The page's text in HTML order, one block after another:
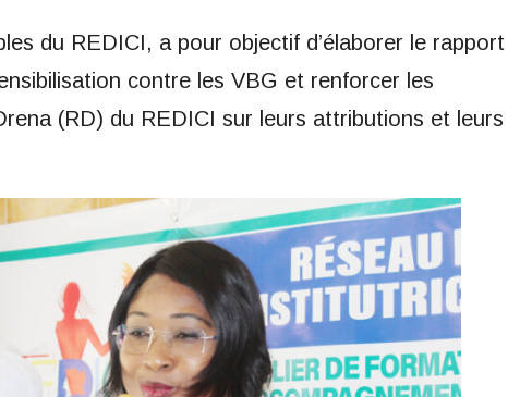
du REDICI, a pour objectif d’élaborer le rapport
contre les VBG et renforcer les
(RD) du REDICI sur leurs attributions et leurs